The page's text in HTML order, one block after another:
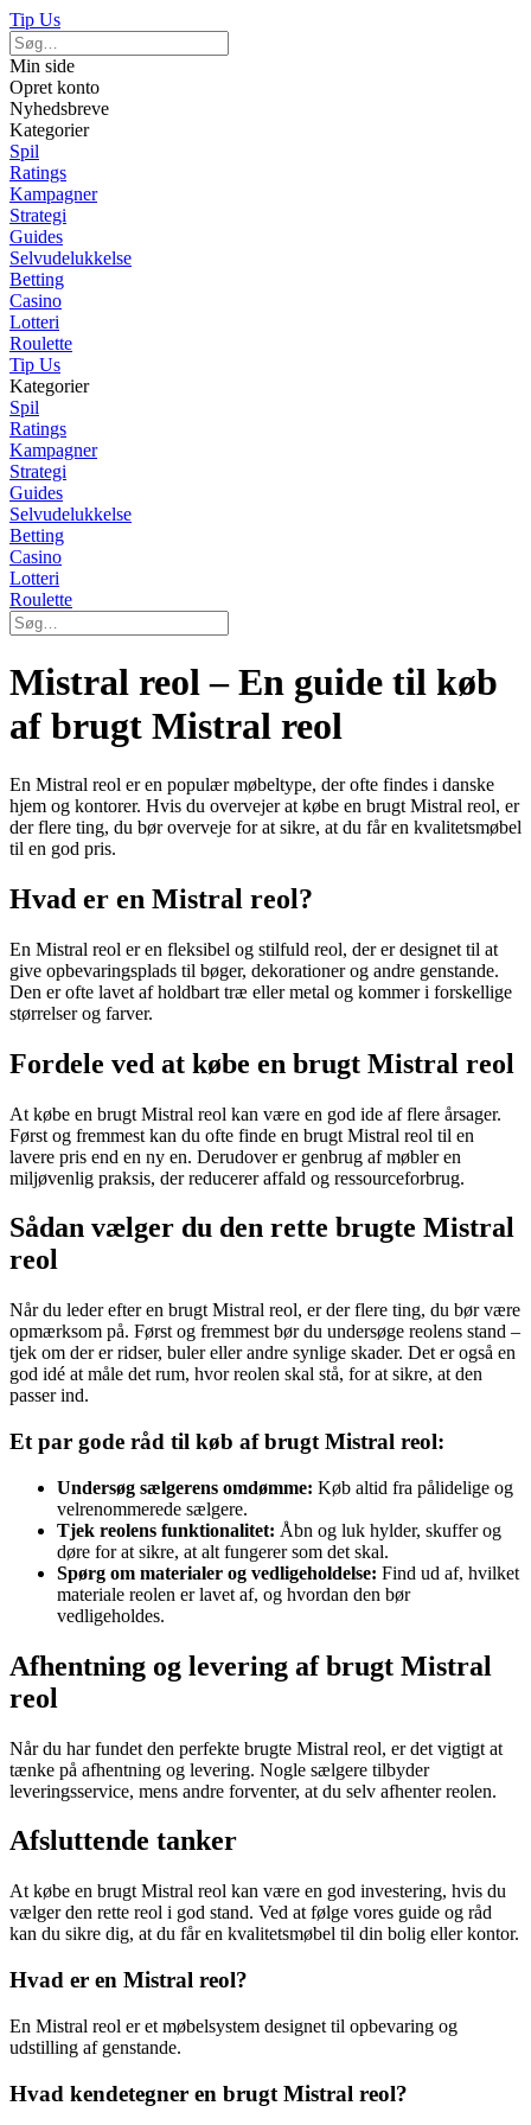
Tip Us
Min side
Opret konto
Nyhedsbreve
Kategorier
Spil
Ratings
Kampagner
Strategi
Guides
Selvudelukkelse
Betting
Casino
Lotteri
Roulette
Tip Us
Kategorier
Spil
Ratings
Kampagner
Strategi
Guides
Selvudelukkelse
Betting
Casino
Lotteri
Roulette
Mistral reol – En guide til køb
af brugt Mistral reol
En Mistral reol er en populær møbeltype, der ofte findes i danske
hjem og kontorer. Hvis du overvejer at købe en brugt Mistral reol, er
der flere ting, du bør overveje for at sikre, at du får en kvalitetsmøbel
til en god pris.
Hvad er en Mistral reol?
En Mistral reol er en fleksibel og stilfuld reol, der er designet til at
give opbevaringsplads til bøger, dekorationer og andre genstande.
Den er ofte lavet af holdbart træ eller metal og kommer i forskellige
størrelser og farver.
Fordele ved at købe en brugt Mistral reol
At købe en brugt Mistral reol kan være en god ide af flere årsager.
Først og fremmest kan du ofte finde en brugt Mistral reol til en
lavere pris end en ny en. Derudover er genbrug af møbler en
miljøvenlig praksis, der reducerer affald og ressourceforbrug.
Sådan vælger du den rette brugte Mistral
reol
Når du leder efter en brugt Mistral reol, er der flere ting, du bør være
opmærksom på. Først og fremmest bør du undersøge reolens stand –
tjek om der er ridser, buler eller andre synlige skader. Det er også en
god idé at måle det rum, hvor reolen skal stå, for at sikre, at den
passer ind.
Et par gode råd til køb af brugt Mistral reol:
Undersøg sælgerens omdømme: Køb altid fra pålidelige og
velrenommerede sælgere.
Tjek reolens funktionalitet: Åbn og luk hylder, skuffer og
døre for at sikre, at alt fungerer som det skal.
Spørg om materialer og vedligeholdelse: Find ud af, hvilket
materiale reolen er lavet af, og hvordan den bør
vedligeholdes.
Afhentning og levering af brugt Mistral
reol
Når du har fundet den perfekte brugte Mistral reol, er det vigtigt at
tænke på afhentning og levering. Nogle sælgere tilbyder
leveringsservice, mens andre forventer, at du selv afhenter reolen.
Afsluttende tanker
At købe en brugt Mistral reol kan være en god investering, hvis du
vælger den rette reol i god stand. Ved at følge vores guide og råd
kan du sikre dig, at du får en kvalitetsmøbel til din bolig eller kontor.
Hvad er en Mistral reol?
En Mistral reol er et møbelsystem designet til opbevaring og
udstilling af genstande.
Hvad kendetegner en brugt Mistral reol?